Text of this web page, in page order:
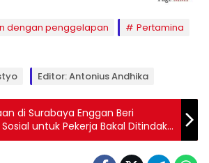
dengan penggelapan
Pertamina
Editor: Antonius Andhika
di Surabaya Enggan Beri
untuk Pekerja Bakal Ditindak